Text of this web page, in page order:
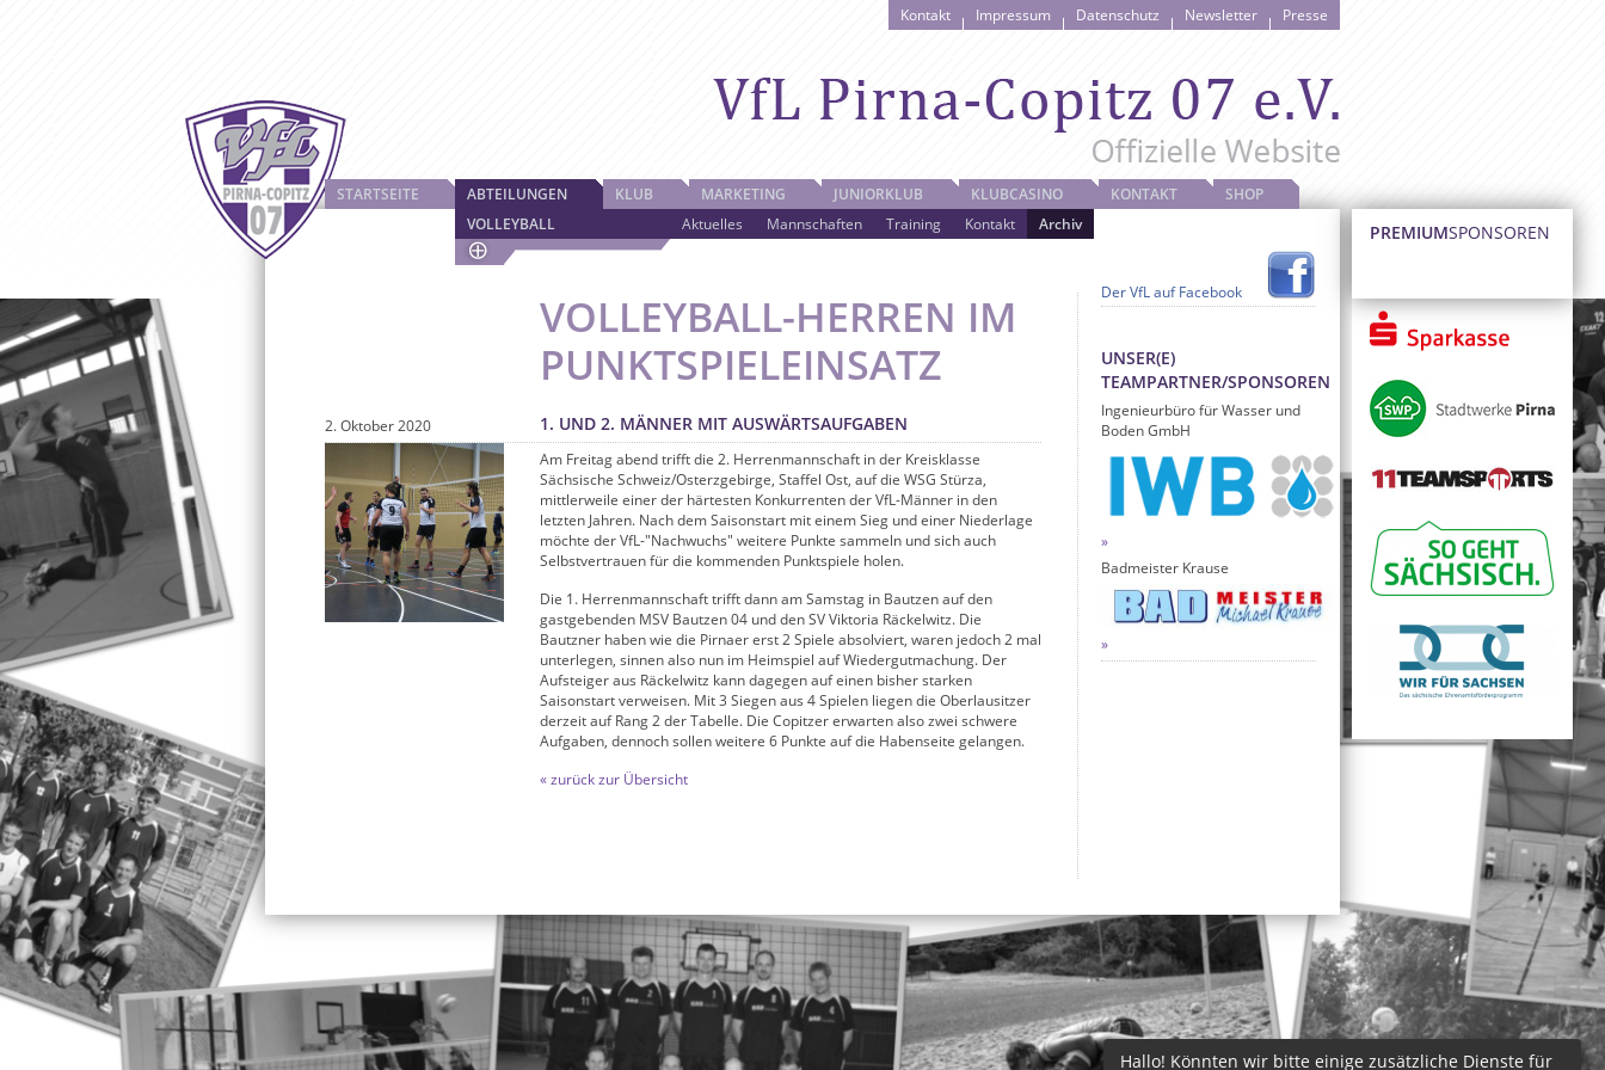
Kontakt Impressum Datenschutz Newsletter Presse
STARTSEITE
ABTEILUNGEN
VOLLEYBALL
Aktuelles Mannschaften Training Kontakt Archiv
KLUB MARKETING JUNIORKLUB KLUBCASINO KONTAKT SHOP
Der VfL auf Facebook
PREMIUMSPONSOREN
VOLLEYBALL-HERREN IM
PUNKTSPIELEINSATZ
1. UND 2. MÄNNER MIT AUSWÄRTSAUFGABEN
2. Oktober 2020
Am Freitag abend trifft die 2. Herrenmannschaft in der Kreisklasse
Sächsische Schweiz/Osterzgebirge, Staffel Ost, auf die WSG Stürza,
mittlerweile einer der härtesten Konkurrenten der VfL-Männer in den
letzten Jahren. Nach dem Saisonstart mit einem Sieg und einer Niederlage
möchte der VfL-"Nachwuchs" weitere Punkte sammeln und sich auch
Selbstvertrauen für die kommenden Punktspiele holen.
Die 1. Herrenmannschaft trifft dann am Samstag in Bautzen auf den
gastgebenden MSV Bautzen 04 und den SV Viktoria Räckelwitz. Die
Bautzner haben wie die Pirnaer erst 2 Spiele absolviert, waren jedoch 2 mal
unterlegen, sinnen also nun im Heimspiel auf Wiedergutmachung. Der
Aufsteiger aus Räckelwitz kann dagegen auf einen bisher starken
Saisonstart verweisen. Mit 3 Siegen aus 4 Spielen liegen die Oberlausitzer
derzeit auf Rang 2 der Tabelle. Die Copitzer erwarten also zwei schwere
Aufgaben, dennoch sollen weitere 6 Punkte auf die Habenseite gelangen.
« zurück zur Übersicht
UNSER(E)
TEAMPARTNER/SPONSOREN
Ingenieurbüro für Wasser und
Boden GmbH
Badmeister Krause
Hallo! Könnten wir bitte einige zusätzliche Dienste für